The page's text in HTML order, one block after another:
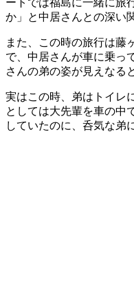
ートでは福島に一緒に旅
か」と中居さんとの深い
また、この時の旅行は藤
で、中居さんが車に乗っ
さんの弟の姿が見えなる
実はこの時、弟はトイレ
としては大先輩を車の中
していたのに、呑気な弟